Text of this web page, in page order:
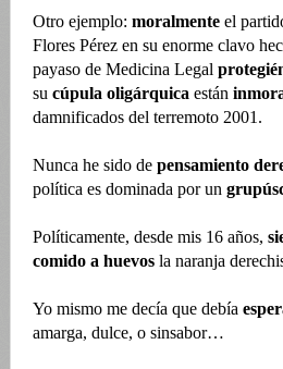
Otro ejemplo: moralmente el
Flores Pérez en su enorme clavo
payaso de Medicina Legal
su cúpula oligárquica están
damnificados del terremoto 2001.
Nunca he sido de pensamiento
política es dominada por un
Políticamente, desde mis 16 años,
comido a huevos la naranja
Yo mismo me decía que debía
amarga, dulce, o sinsabor…